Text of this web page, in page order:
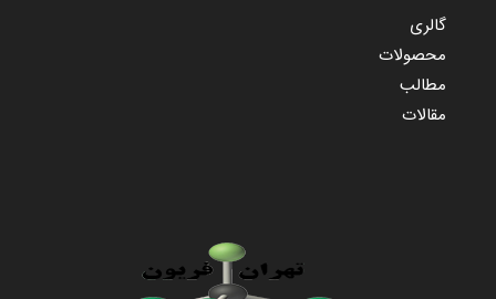
گالری
محصولات
مطالب
مقالات